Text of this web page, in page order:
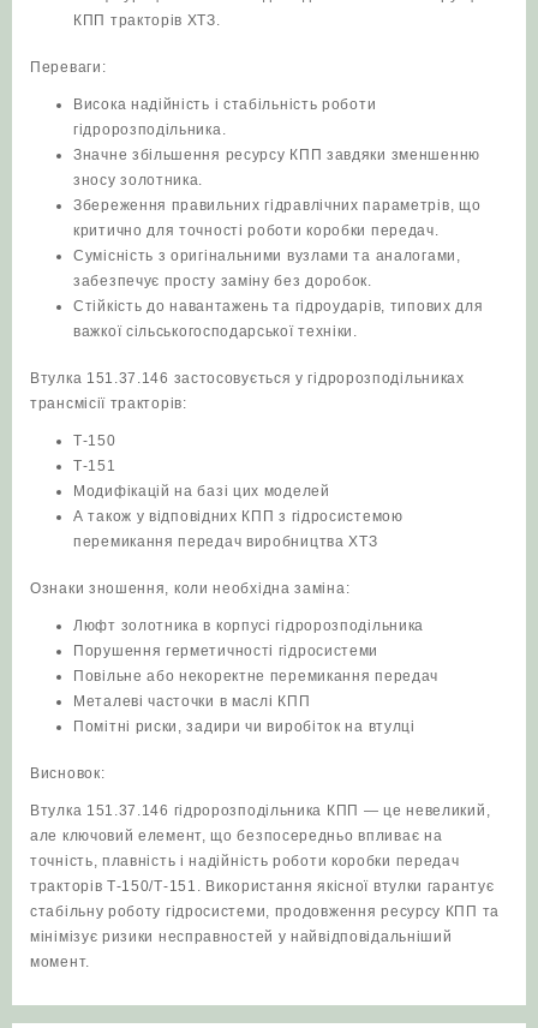
КПП тракторів ХТЗ.
Переваги:
Висока надійність і стабільність роботи
гідророзподільника.
Значне збільшення ресурсу КПП завдяки зменшенню
зносу золотника.
Збереження правильних гідравлічних параметрів, що
критично для точності роботи коробки передач.
Сумісність з оригінальними вузлами та аналогами,
забезпечує просту заміну без доробок.
Стійкість до навантажень та гідроударів, типових для
важкої сільськогосподарської техніки.
Втулка 151.37.146 застосовується у гідророзподільниках
трансмісії тракторів:
Т-150
Т-151
Модифікацій на базі цих моделей
А також у відповідних КПП з гідросистемою
перемикання передач виробництва ХТЗ
Ознаки зношення, коли необхідна заміна:
Люфт золотника в корпусі гідророзподільника
Порушення герметичності гідросистеми
Повільне або некоректне перемикання передач
Металеві часточки в маслі КПП
Помітні риски, задири чи виробіток на втулці
Висновок:
Втулка 151.37.146 гідророзподільника КПП — це невеликий,
але ключовий елемент, що безпосередньо впливає на
точність, плавність і надійність роботи коробки передач
тракторів Т-150/Т-151. Використання якісної втулки гарантує
стабільну роботу гідросистеми, продовження ресурсу КПП та
мінімізує ризики несправностей у найвідповідальніший
момент.